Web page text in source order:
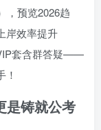
，预览2026趋
岸效率提升
套含群答疑——
是铸就公考